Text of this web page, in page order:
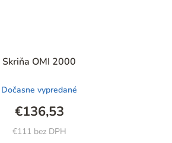
Skriňa OMI 2000
Dočasne vypredané
€111 bez DPH
€136,53